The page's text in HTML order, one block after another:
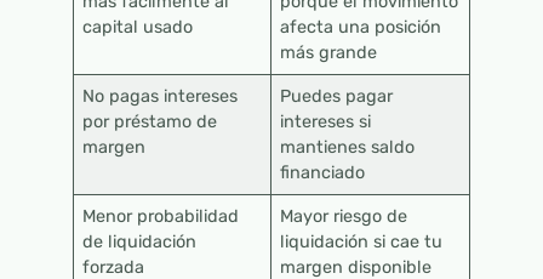
capital usado
afecta una posición
más grande
No pagas intereses
por préstamo de
margen
Puedes pagar
intereses si
mantienes saldo
financiado
Menor probabilidad
de liquidación
forzada
Mayor riesgo de
liquidación si cae tu
margen disponible